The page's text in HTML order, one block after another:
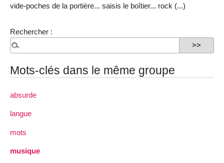
vide-poches de la portière... saisis le boîtier... rock (...)
Rechercher :
Mots-clés dans le même groupe
absurde
langue
mots
musique